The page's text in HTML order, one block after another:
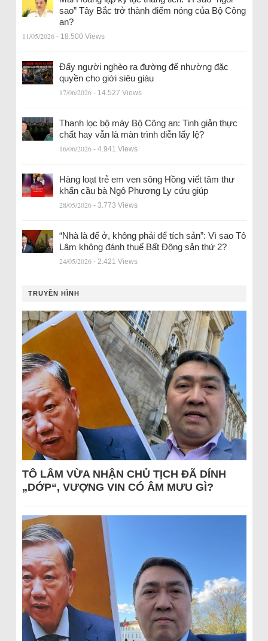
sao” Tây Bắc trở thành điểm nóng của Bộ Công
an?
11/05/2026 - 18.500 Views
Đẩy người nghèo ra đường để nhường đặc
quyền cho giới siêu giàu
17/06/2026 - 14.527 Views
Thanh lọc bộ máy Bộ Công an: Tinh giản thực
chất hay vẫn là màn trình diễn lấy lệ?
16/06/2026 - 4.941 Views
Hàng loạt trẻ em ven sông Hồng viết tâm thư
khẩn cầu bà Ngô Phương Ly cứu giúp
28/05/2026 - 3.773 Views
“Nhà là để ở, không phải để tích sản”: Vì sao Tô
Lâm không đánh thuế Bất Động sản thứ 2?
24/05/2026 - 2.421 Views
TRUYỀN HÌNH
TÔ LÂM VỪA NHẬN CHỦ TỊCH ĐÃ DÍNH
„DỚP“, VƯỢNG VIN CÓ ÂM MƯU GÌ?